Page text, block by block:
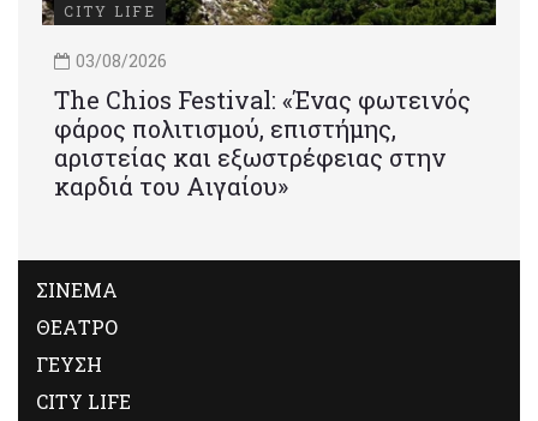
CITY LIFE
03/08/2026
Τhe Chios Festival: «Ένας φωτεινός
φάρος πολιτισμού, επιστήμης,
αριστείας και εξωστρέφειας στην
καρδιά του Αιγαίου»
ΣΙΝΕΜΑ
ΘΕΑΤΡΟ
ΓΕΥΣΗ
CITY LIFE